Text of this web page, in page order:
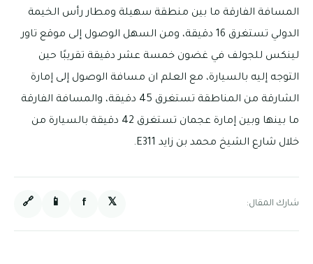
المسافة الفارقة ما بين منطقة سهيلة ومطار رأس الخيمة
الدولي تستغرق 16 دقيقة، ومن السهل الوصول إلى موقع تاور
لينكس للجولف في غضون خمسة عشر دقيقة تقريبًا حين
التوجه إليه بالسيارة، مع العلم ان مسافة الوصول إلى إمارة
الشارقة من المناطقة تستغرق 45 دقيقة، والمسافة الفارقة
ما بينها وبين إمارة عجمان تستغرق 42 دقيقة بالسيارة من
خلال شارع الشيخ محمد بن زايد E311.
شارك المقال: 𝕏
f
📱
🔗